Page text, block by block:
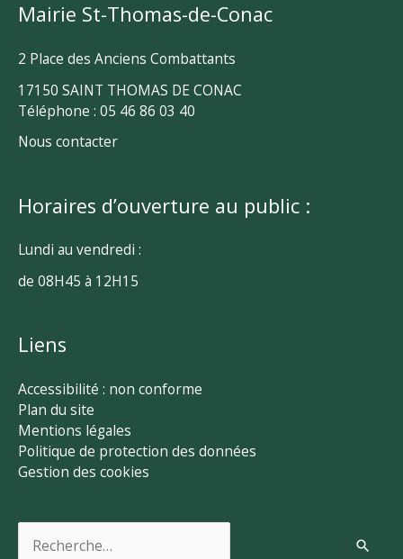
Mairie St-Thomas-de-Conac
2 Place des Anciens Combattants
17150 SAINT THOMAS DE CONAC
Téléphone : 05 46 86 03 40
Nous contacter
Horaires d’ouverture au public :
Lundi au vendredi :
de 08H45 à 12H15
Liens
Accessibilité : non conforme
Plan du site
Mentions légales
Politique de protection des données
Gestion des cookies